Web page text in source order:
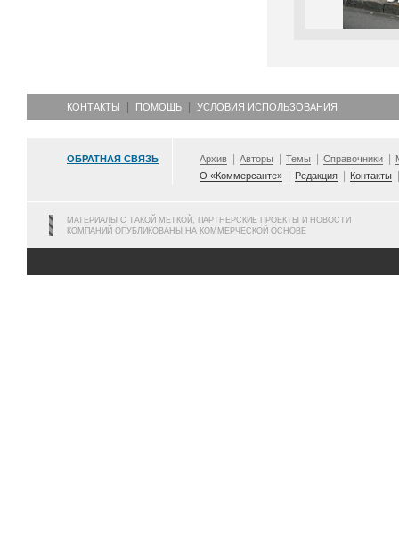
КОНТАКТЫ ПОМОЩЬ УСЛОВИЯ ИСПОЛЬЗОВАНИЯ
ОБРАТНАЯ СВЯЗЬ Архив Авторы Темы Справочники
О «Коммерсанте»
Редакция Контакты
МАТЕРИАЛЫ С ТАКОЙ МЕТКОЙ, ПАРТНЕРСКИЕ ПРОЕКТЫ И НОВОСТИ
КОМПАНИЙ ОПУБЛИКОВАНЫ НА КОММЕРЧЕСКОЙ ОСНОВЕ